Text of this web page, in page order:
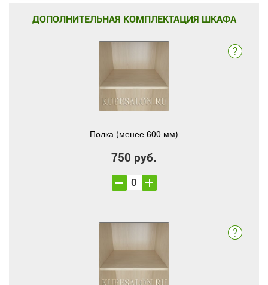
ДОПОЛНИТЕЛЬНАЯ КОМПЛЕКТАЦИЯ ШКАФА
Полка (менее 600 мм)
750 руб.